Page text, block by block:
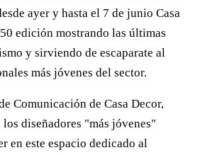
ayer y hasta el 7 de junio Casa
edición mostrando las últimas
y sirviendo de escaparate al
más jóvenes del sector.
Comunicación de Casa Decor,
los diseñadores "más jóvenes"
en este espacio dedicado al